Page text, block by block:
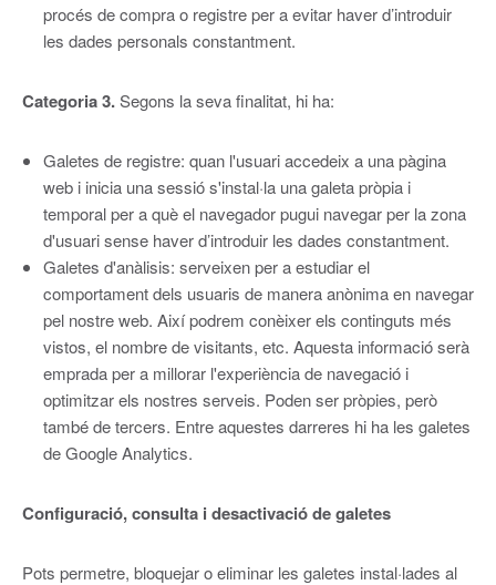
procés de compra o registre per a evitar haver d’introduir
les dades personals constantment.
Categoria 3.Segons la seva finalitat, hi ha:
Galetes de registre: quan l'usuari accedeix a una pàgina
web i inicia una sessió s'instal·la una galeta pròpia i
temporal per a què el navegador pugui navegar per la zona
d'usuari sense haver d’introduir les dades constantment.
Galetes d'anàlisis: serveixen per a estudiar el
comportament dels usuaris de manera anònima en navegar
pel nostre web. Així podrem conèixer els continguts més
vistos, el nombre de visitants, etc. Aquesta informació serà
emprada per a millorar l'experiència de navegació i
optimitzar els nostres serveis. Poden ser pròpies, però
també de tercers. Entre aquestes darreres hi ha les galetes
de Google Analytics.
Configuració, consulta i desactivació de galetes
Pots permetre, bloquejar o eliminar les galetes instal·lades al